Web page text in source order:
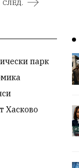
СЛЕД.
парк
Хасково